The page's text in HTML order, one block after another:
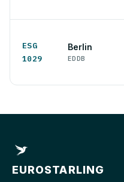
ESG
1029
Berlin
EDDB
EUROSTARLING